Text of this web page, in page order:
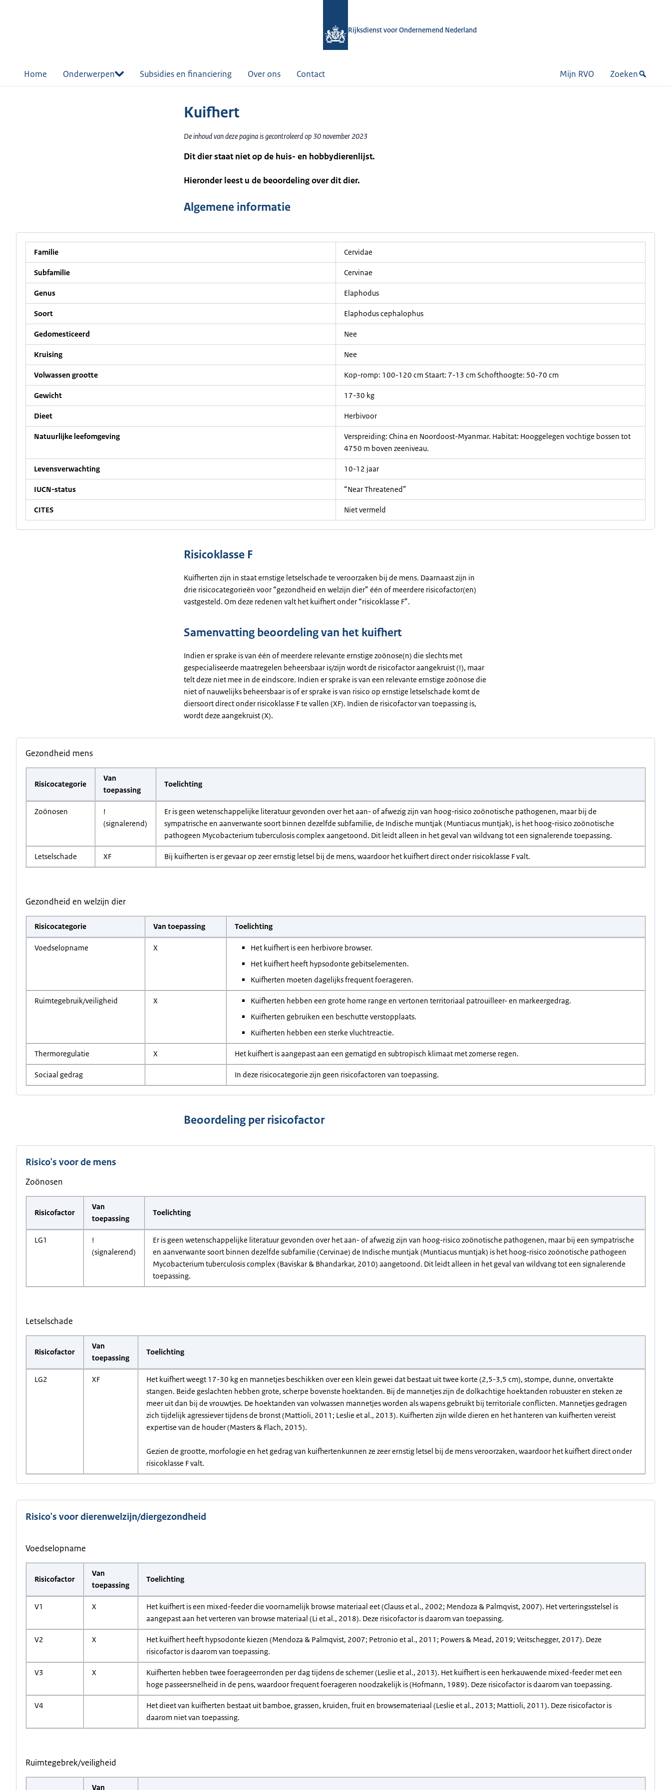
Rijksdienst voor Ondernemend Nederland
Home Onderwerpen Subsidies en financiering Over ons Contact Mijn RVO Zoeken
Kuifhert
De inhoud van deze pagina is gecontroleerd op 30 november 2023
Dit dier staat niet op de huis- en hobbydierenlijst.
Hieronder leest u de beoordeling over dit dier.
Algemene informatie
Familie Cervidae
Subfamilie Cervinae
Genus Elaphodus
Soort Elaphodus cephalophus
Gedomesticeerd Nee
Kruising Nee
Volwassen grootte Kop-romp: 100-120 cm Staart: 7-13 cm Schofthoogte: 50-70 cm
Gewicht 17-30 kg
Dieet Herbivoor
Natuurlijke leefomgeving
Verspreiding: China en Noordoost-Myanmar. Habitat: Hooggelegen vochtige bossen tot
4750 m boven zeeniveau.
Levensverwachting 10-12 jaar
IUCN-status “Near Threatened”
CITES Niet vermeld
Risicoklasse F
Kuifherten zijn in staat ernstige letselschade te veroorzaken bij de mens. Daarnaast zijn in
drie risicocategorieën voor “gezondheid en welzijn dier” één of meerdere risicofactor(en)
vastgesteld. Om deze redenen valt het kuifhert onder “risicoklasse F”.
Samenvatting beoordeling van het kuifhert
Indien er sprake is van één of meerdere relevante ernstige zoönose(n) die slechts met
gespecialiseerde maatregelen beheersbaar is/zijn wordt de risicofactor aangekruist (!), maar
telt deze niet mee in de eindscore. Indien er sprake is van een relevante ernstige zoönose die
niet of nauwelijks beheersbaar is of er sprake is van risico op ernstige letselschade komt de
diersoort direct onder risicoklasse F te vallen (XF). Indien de risicofactor van toepassing is,
wordt deze aangekruist (X).
Gezondheid mens
Risicocategorie
Van
toepassing
Toelichting
Zoönosen
!
(signalerend)
Er is geen wetenschappelijke literatuur gevonden over het aan- of afwezig zijn van hoog-risico zoönotische pathogenen, maar bij de
sympatrische en aanverwante soort binnen dezelfde subfamilie, de Indische muntjak (Muntiacus muntjak), is het hoog-risico zoönotische
pathogeen Mycobacterium tuberculosis complex aangetoond. Dit leidt alleen in het geval van wildvang tot een signalerende toepassing.
Letselschade XF Bij kuifherten is er gevaar op zeer ernstig letsel bij de mens, waardoor het kuifhert direct onder risicoklasse F valt.
Gezondheid en welzijn dier
Risicocategorie Van toepassing Toelichting
Voedselopname X
Het kuifhert is een herbivore browser.
Het kuifhert heeft hypsodonte gebitselementen.
Kuifherten moeten dagelijks frequent foerageren.
Ruimtegebruik/veiligheid X
Kuifherten hebben een grote home range en vertonen territoriaal patrouilleer- en markeergedrag.
Kuifherten gebruiken een beschutte verstopplaats.
Kuifherten hebben een sterke vluchtreactie.
Thermoregulatie X Het kuifhert is aangepast aan een gematigd en subtropisch klimaat met zomerse regen.
Sociaal gedrag In deze risicocategorie zijn geen risicofactoren van toepassing.
Beoordeling per risicofactor
Risico's voor de mens
Zoönosen
Risicofactor
Van
toepassing
Toelichting
LG1
!
(signalerend)
Er is geen wetenschappelijke literatuur gevonden over het aan- of afwezig zijn van hoog-risico zoönotische pathogenen, maar bij een sympatrische
en aanverwante soort binnen dezelfde subfamilie (Cervinae) de Indische muntjak (Muntiacus muntjak) is het hoog-risico zoönotische pathogeen
Mycobacterium tuberculosis complex (Baviskar & Bhandarkar, 2010) aangetoond. Dit leidt alleen in het geval van wildvang tot een signalerende
toepassing.
Letselschade
Risicofactor
Van
toepassing
Toelichting
LG2 XF
Het kuifhert weegt 17-30 kg en mannetjes beschikken over een klein gewei dat bestaat uit twee korte (2,5-3,5 cm), stompe, dunne, onvertakte
stangen. Beide geslachten hebben grote, scherpe bovenste hoektanden. Bij de mannetjes zijn de dolkachtige hoektanden robuuster en steken ze
meer uit dan bij de vrouwtjes. De hoektanden van volwassen mannetjes worden als wapens gebruikt bij territoriale conflicten. Mannetjes gedragen
zich tijdelijk agressiever tijdens de bronst (Mattioli, 2011; Leslie et al., 2013). Kuifherten zijn wilde dieren en het hanteren van kuifherten vereist
expertise van de houder (Masters & Flach, 2015).
Gezien de grootte, morfologie en het gedrag van kuifhertenkunnen ze zeer ernstig letsel bij de mens veroorzaken, waardoor het kuifhert direct onder
risicoklasse F valt.
Risico's voor dierenwelzijn/diergezondheid
Voedselopname
Risicofactor
Van
toepassing
Toelichting
V1 X
Het kuifhert is een mixed-feeder die voornamelijk browse materiaal eet (Clauss et al., 2002; Mendoza & Palmqvist, 2007). Het verteringsstelsel is
aangepast aan het verteren van browse materiaal (Li et al., 2018). Deze risicofactor is daarom van toepassing.
V2 X
Het kuifhert heeft hypsodonte kiezen (Mendoza & Palmqvist, 2007; Petronio et al., 2011; Powers & Mead, 2019; Veitschegger, 2017). Deze
risicofactor is daarom van toepassing.
V3 X
Kuifherten hebben twee foerageerronden per dag tijdens de schemer (Leslie et al., 2013). Het kuifhert is een herkauwende mixed-feeder met een
hoge passeersnelheid in de pens, waardoor frequent foerageren noodzakelijk is (Hofmann, 1989). Deze risicofactor is daarom van toepassing.
V4
Het dieet van kuifherten bestaat uit bamboe, grassen, kruiden, fruit en browsemateriaal (Leslie et al., 2013; Mattioli, 2011). Deze risicofactor is
daarom niet van toepassing.
Ruimtegebrek/veiligheid
Van